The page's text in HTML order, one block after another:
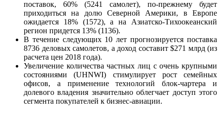
поставок, 60% (5241 самолет), по-прежнему будет
приходиться на долю Северной Америки, в Европе
ожидается 18% (1572), а на Азиатско-Тихоокеанский
регион придется 13% (1136).
В течение следующих 10 лет прогнозируется поставка
8736 деловых самолетов, а доход составит $271 млрд (из
расчета цен 2018 года).
Увеличение количества частных лиц с очень крупными
состояниями (UHNWI) стимулирует рост семейных
офисов, а применение технологий блок-чартера и
долевого владения значительно облегчает доступ этого
сегмента покупателей к бизнес-авиации.